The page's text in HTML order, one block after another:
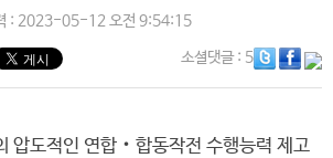
: 2023-05-12 오전 9:54:15
소셜댓글: 5
압도적인 연합‧합동작전 수행능력 제고